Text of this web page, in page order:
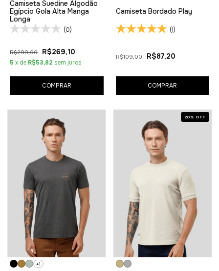
Camiseta Suedine Algodão
Egípcio Gola Alta Manga
Longa
(0)
R$299,00 R$269,10
5 x de R$53,82 sem juros
COMPRAR
Camiseta Bordado Play
(1)
R$109,00 R$87,20
COMPRAR
+1
20 % OFF